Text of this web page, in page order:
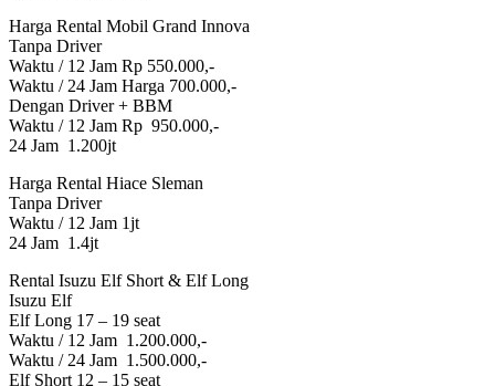
Harga Rental Mobil Grand Innova
Tanpa Driver
Waktu / 12 Jam Rp 550.000,-
Waktu / 24 Jam Harga 700.000,-
Dengan Driver + BBM
Waktu / 12 Jam Rp 950.000,-
24 Jam 1.200jt
Harga Rental Hiace Sleman
Tanpa Driver
Waktu / 12 Jam 1jt
24 Jam 1.4jt
Rental Isuzu Elf Short & Elf Long
Isuzu Elf
Elf Long 17 – 19 seat
Waktu / 12 Jam 1.200.000,-
Waktu / 24 Jam 1.500.000,-
Elf Short 12 – 15 seat